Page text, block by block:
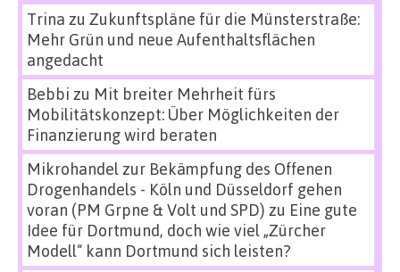
Trina zu Zukunftspläne für die Münsterstraße:
Mehr Grün und neue Aufenthaltsflächen
angedacht
Bebbi zu Mit breiter Mehrheit fürs
Mobilitätskonzept: Über Möglichkeiten der
Finanzierung wird beraten
Mikrohandel zur Bekämpfung des Offenen
Drogenhandels - Köln und Düsseldorf gehen
voran (PM Grpne & Volt und SPD) zu Eine gute
Idee für Dortmund, doch wie viel „Zürcher
Modell“ kann Dortmund sich leisten?